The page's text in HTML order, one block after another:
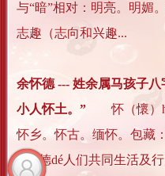
与“暗”相对：明亮。明媚
志趣（志向和兴趣...
余怀德 --- 姓余属马孩子八
小人怀土。” 怀（懷）
怀乡。怀古。缅怀。包藏
怀...德dé人们共同生活及